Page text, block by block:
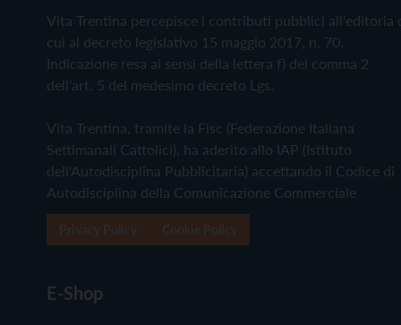
Vita Trentina percepisce i contributi pubblici all'editoria
cui al decreto legislativo 15 maggio 2017, n. 70.
Indicazione resa ai sensi della lettera f) del comma 2
dell'art. 5 del medesimo decreto Lgs.
Vita Trentina, tramite la Fisc (Federazione Italiana
Settimanali Cattolici), ha aderito allo IAP (Istituto
dell'Autodisciplina Pubblicitaria) accettando il Codice di
Autodisciplina della Comunicazione Commerciale
E-Shop